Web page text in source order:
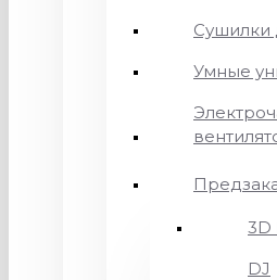
Сушилки
Умные
3D
DJ